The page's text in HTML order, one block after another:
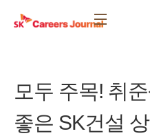
모두 주목! 취
좋은 SK건설